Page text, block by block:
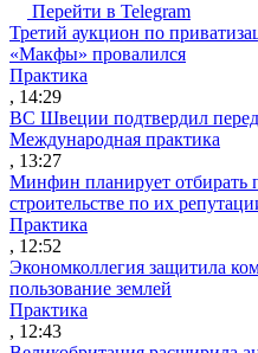
Перейти в Telegram
Третий аукцион по
«Макфы» провалился
Практика
, 14:29
ВС Швеции подтвердил
Международная практика
, 13:27
Минфин планирует отбирать
строительстве по их
Практика
, 12:52
Экономколлегия защитила
пользование землей
Практика
, 12:43